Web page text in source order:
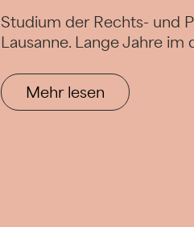
Studium der Rechts- und
Lausanne. Lange Jahre
Mehr lesen